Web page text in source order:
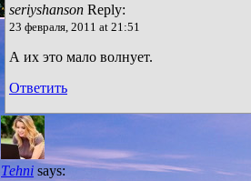
seriyshanson Reply:
23 февраля, 2011 at 21:51
А их это мало волнует.
Ответить
Тehni says: